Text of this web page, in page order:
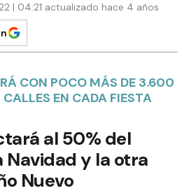
| 04:21 actualizado hace 4 años
CON POCO MÁS DE 3.600
EN CADA FIESTA
al 50% del
Navidad y la otra
Nuevo